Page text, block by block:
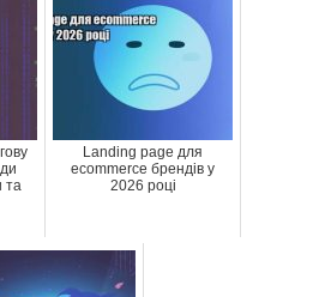
та
Landing page для
ecommerce брендів у
2026 році